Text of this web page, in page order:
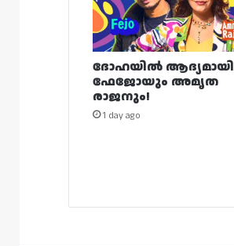
ദോഹയിൽ ആദ്യമായി
ഫേജോയും അമൃത
രാജനും!
1 day ago